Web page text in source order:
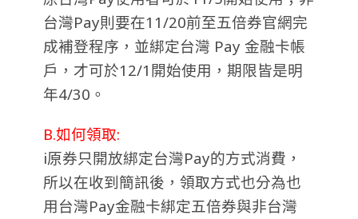
台灣Pay則要在11/20前至五倍券官網完
成補登程序，並綁定台灣 Pay 金融卡帳
戶，才可於12/1開始使用，期限皆是明
年4/30。
B.如何領取:
i原券只開放綁定台灣Pay的方式消費，
所以在收到簡訊後，領取方式也分為也
用台灣Pay金融卡綁定五倍券與非台灣